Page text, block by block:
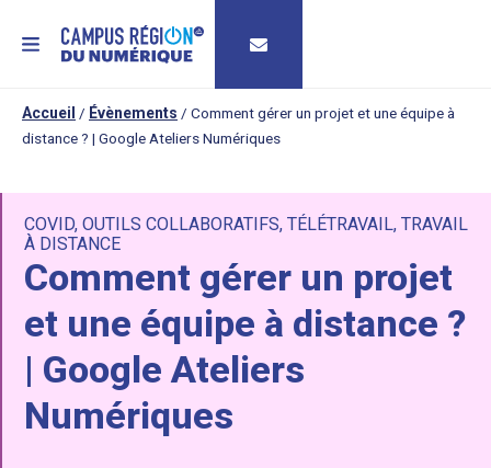
MENU
Accueil / Évènements / Comment gérer un projet et une équipe à
distance ? | Google Ateliers Numériques
COVID, OUTILS COLLABORATIFS, TÉLÉTRAVAIL, TRAVAIL
À DISTANCE
Comment gérer un projet
et une équipe à distance ?
| Google Ateliers
Numériques